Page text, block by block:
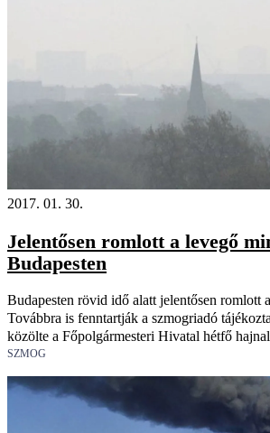
2017. 01. 30.
Jelentősen romlott a levegő
Budapesten
Budapesten rövid idő alatt jelentősen romlott
Továbbra is fenntartják a szmogriadó
közölte a Főpolgármesteri Hivatal hétfő
SZMOG